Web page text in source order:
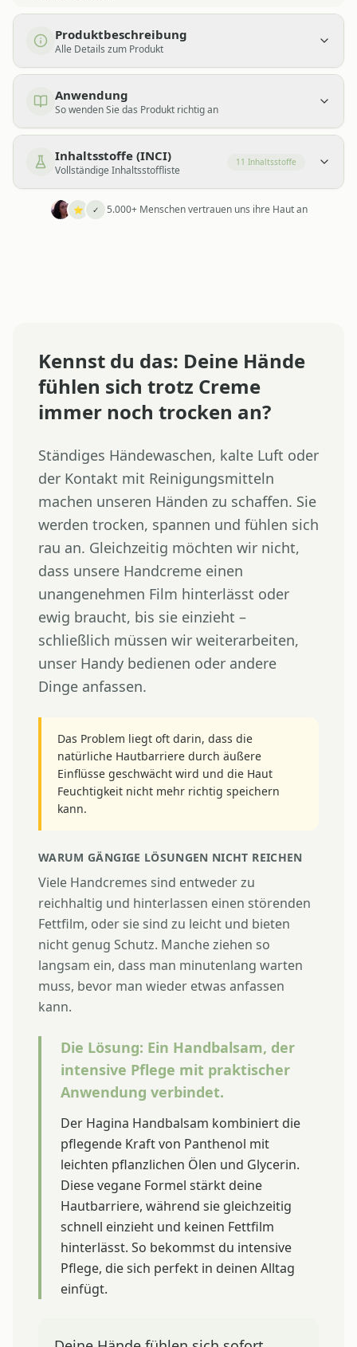
Produktbeschreibung
Alle Details zum Produkt
Anwendung
So wenden Sie das Produkt richtig an
Inhaltsstoffe (INCI)
Vollständige Inhaltsstoffliste
11 Inhaltsstoffe
⭐ ✓ 5.000+ Menschen vertrauen uns ihre Haut an
Kennst du das: Deine Hände
fühlen sich trotz Creme
immer noch trocken an?
Ständiges Händewaschen, kalte Luft oder
der Kontakt mit Reinigungsmitteln
machen unseren Händen zu schaffen. Sie
werden trocken, spannen und fühlen sich
rau an. Gleichzeitig möchten wir nicht,
dass unsere Handcreme einen
unangenehmen Film hinterlässt oder
ewig braucht, bis sie einzieht –
schließlich müssen wir weiterarbeiten,
unser Handy bedienen oder andere
Dinge anfassen.
Das Problem liegt oft darin, dass die
natürliche Hautbarriere durch äußere
Einflüsse geschwächt wird und die Haut
Feuchtigkeit nicht mehr richtig speichern
kann.
WARUM GÄNGIGE LÖSUNGEN NICHT REICHEN
Viele Handcremes sind entweder zu
reichhaltig und hinterlassen einen störenden
Fettfilm, oder sie sind zu leicht und bieten
nicht genug Schutz. Manche ziehen so
langsam ein, dass man minutenlang warten
muss, bevor man wieder etwas anfassen
kann.
Die Lösung: Ein Handbalsam, der
intensive Pflege mit praktischer
Anwendung verbindet.
Der Hagina Handbalsam kombiniert die
pflegende Kraft von Panthenol mit
leichten pflanzlichen Ölen und Glycerin.
Diese vegane Formel stärkt deine
Hautbarriere, während sie gleichzeitig
schnell einzieht und keinen Fettfilm
hinterlässt. So bekommst du intensive
Pflege, die sich perfekt in deinen Alltag
einfügt.